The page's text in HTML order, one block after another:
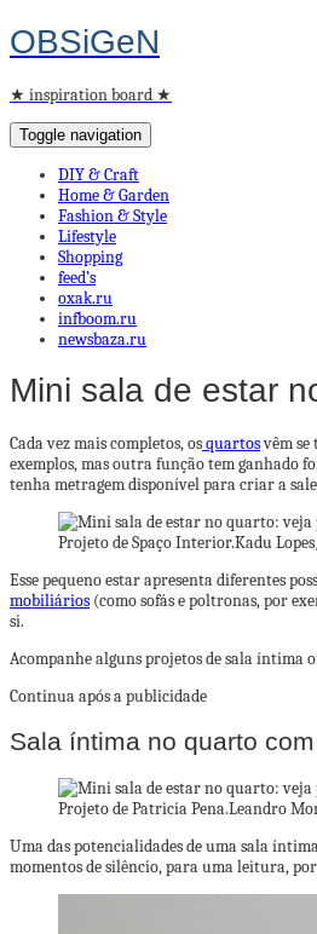
OBSiGeN
★ inspiration board ★
Toggle navigation
DIY & Craft
Home & Garden
Fashion & Style
Lifestyle
Shopping
feed’s
oxak.ru
infboom.ru
newsbaza.ru
Mini sala de estar
Cada vez mais completos, osquartosvêm
exemplos, mas outra função tem ganhado
tenha metragem disponível para criar a
Projeto de Spaço Interior.Kadu
Esse pequeno estar apresenta diferentes
mobiliários (como sofás e poltronas, por
si.
Acompanhe alguns projetos de sala íntima
Continua após a publicidade
Sala íntima no quarto
Projeto de Patricia Pena.Leandro
Uma das potencialidades de uma sala
momentos de silêncio, para uma leitura,